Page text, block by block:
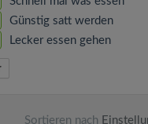
Günstig satt werden
Lecker essen gehen
Sortieren nach